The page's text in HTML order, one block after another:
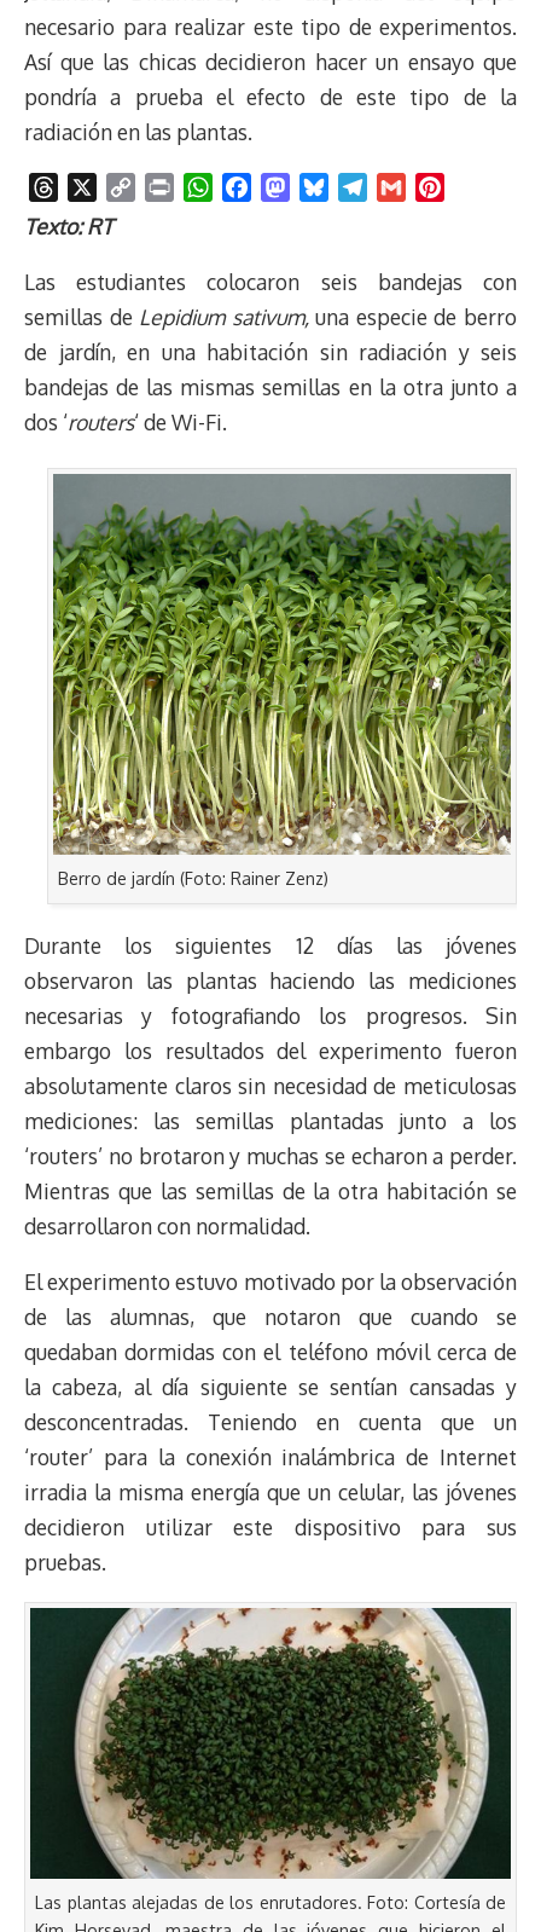
necesario para realizar este tipo de experimentos.
Así que las chicas decidieron hacer un ensayo que
pondría a prueba el efecto de este tipo de la
radiación en las plantas.
h
d
s
y
n
k
n
W
t
A
p
p
e
o
o
k
M
t
d
o
n
e
k
y
r
a
m
i
t
e
r
e
s
Texto: RT
Las estudiantes colocaron seis bandejas con
semillas de Lepidium sativum,una especie de berro
de jardín, en una habitación sin radiación y seis
bandejas de las mismas semillas en la otra junto a
dos ‘routers‘ de Wi-Fi.
Berro de jardín (Foto: Rainer Zenz)
Durante los siguientes 12 días las jóvenes
observaron las plantas haciendo las mediciones
necesarias y fotografiando los progresos. Sin
embargo los resultados del experimento fueron
absolutamente claros sin necesidad de meticulosas
mediciones: las semillas plantadas junto a los
‘routers’ no brotaron y muchas se echaron a perder.
Mientras que las semillas de la otra habitación se
desarrollaron con normalidad.
El experimento estuvo motivado por la observación
de las alumnas, que notaron que cuando se
quedaban dormidas con el teléfono móvil cerca de
la cabeza, al día siguiente se sentían cansadas y
desconcentradas. Teniendo en cuenta que un
‘router’ para la conexión inalámbrica de Internet
irradia la misma energía que un celular, las jóvenes
decidieron utilizar este dispositivo para sus
pruebas.
Las plantas alejadas de los enrutadores. Foto: Cortesía de